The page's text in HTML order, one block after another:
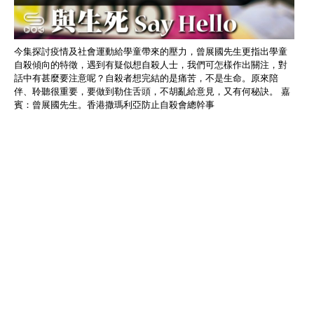
今集探討疫情及社會運動給學童帶來的壓力，曾展國先生更指出學童
自殺傾向的特徵，遇到有疑似想自殺人士，我們可怎樣作出關注，對
話中有甚麼要注意呢？自殺者想完結的是痛苦，不是生命。原來陪
伴、聆聽很重要，要做到勒住舌頭，不胡亂給意見，又有何秘訣。 嘉
賓：曾展國先生。香港撒瑪利亞防止自殺會總幹事